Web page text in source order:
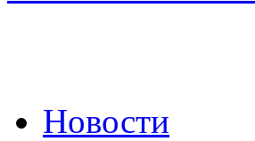
Новости